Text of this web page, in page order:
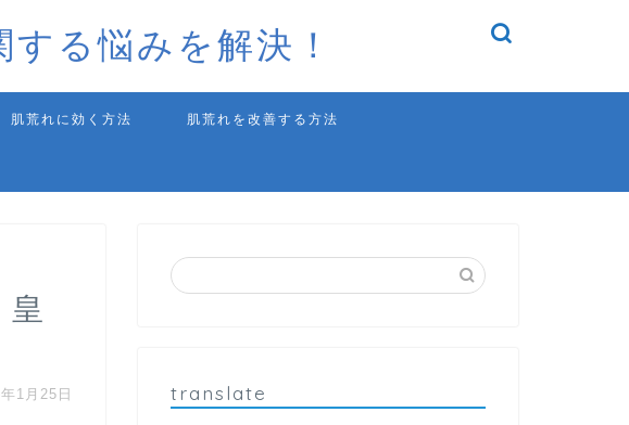
る悩みを解決！
肌荒れに効く方法 肌荒れを改善する方法
皇
1月25日 translate